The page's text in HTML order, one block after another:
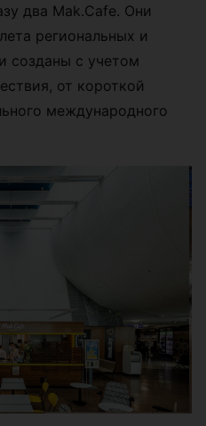
два Mak.Cafe. Они
региональных и
созданы с учетом
от короткой
международного